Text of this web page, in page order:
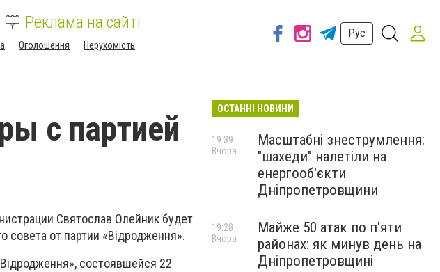
Реклама на сайті
Оголошення Нерухомість
Рус
с партией
Святослав Олейник будет
совета от партии «Відродження».
состоявшейся 22
ОСТАННІ НОВИНИ
Масштабні знеструмлення:
"шахеди" налетіли на
енергооб'єкти
Дніпропетровщини
19:39
Вчора
Майже 50 атак по п'яти
районах: як минув день на
Дніпропетровщині
19:28
Вчора